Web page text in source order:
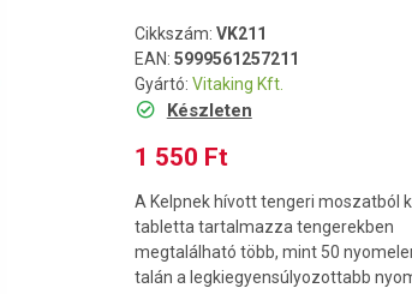
Cikkszám: VK211
EAN: 5999561257211
Gyártó: Vitaking Kft.
Készleten
1 550 Ft
A Kelpnek hívott tengeri moszatból
tabletta tartalmazza tengerekben
megtalálható több, mint 50
talán a legkiegyensúlyozottabb